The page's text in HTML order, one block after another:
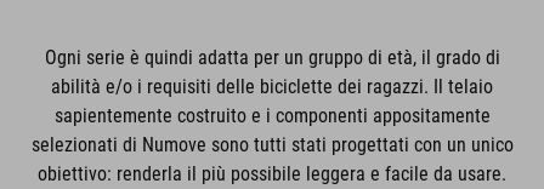
Ogni serie è quindi adatta per un gruppo di età, il grado di
abilità e/o i requisiti delle biciclette dei ragazzi. Il telaio
sapientemente costruito e i componenti appositamente
selezionati di Numove sono tutti stati progettati con un unico
obiettivo: renderla il più possibile leggera e facile da usare.